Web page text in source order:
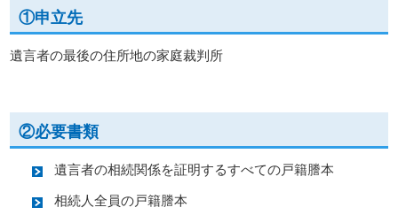
①申立先
遺言者の最後の住所地の家庭裁判所
②必要書類
遺言者の相続関係を証明するすべての戸籍謄本
相続人全員の戸籍謄本